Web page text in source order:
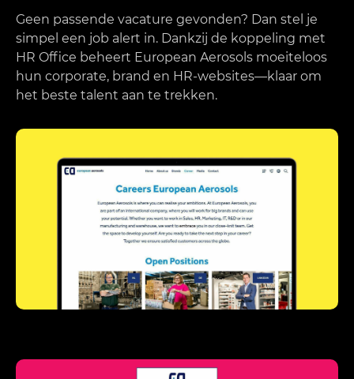
Geen passende vacature gevonden? Dan stel je
simpel een job alert in. Dankzij de koppeling met
HR Office beheert European Aerosols moeiteloos
hun corporate, brand en HR-websites—klaar om
het beste talent aan te trekken.